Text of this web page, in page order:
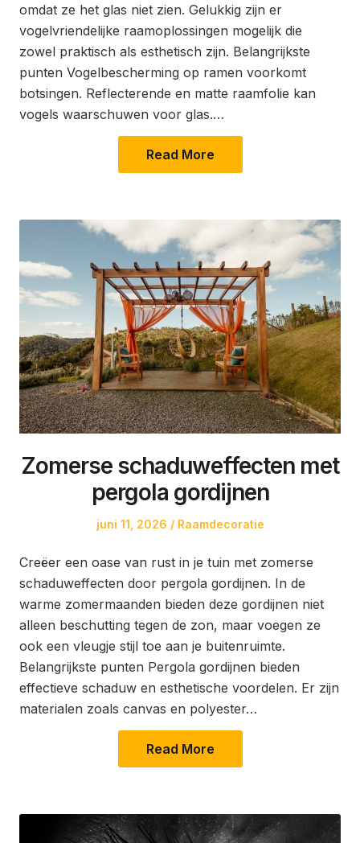
omdat ze het glas niet zien. Gelukkig zijn er
vogelvriendelijke raamoplossingen mogelijk die
zowel praktisch als esthetisch zijn. Belangrijkste
punten Vogelbescherming op ramen voorkomt
botsingen. Reflecterende en matte raamfolie kan
vogels waarschuwen voor glas.…
Read More
Zomerse schaduweffecten met
pergola gordijnen
Posted
juni 11, 2026
Posted
Raamdecoratie
Creëer een oase van rust in je tuin met zomerse
schaduweffecten door pergola gordijnen. In de
warme zomermaanden bieden deze gordijnen niet
alleen beschutting tegen de zon, maar voegen ze
ook een vleugje stijl toe aan je buitenruimte.
Belangrijkste punten Pergola gordijnen bieden
effectieve schaduw en esthetische voordelen. Er zijn
materialen zoals canvas en polyester…
Read More